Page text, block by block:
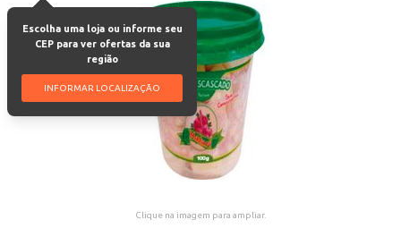
Escolha uma loja ou informe seu
CEP para ver ofertas da sua
região
INFORMAR LOCALIZAÇÃO
Clique na imagem para ampliar.